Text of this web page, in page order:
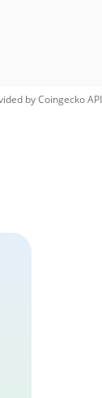
byCoingeckoAPI